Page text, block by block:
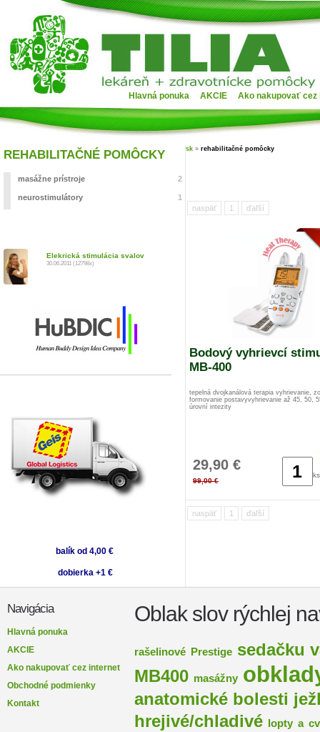
Hlavná ponuka AKCIE Ako nakupovať cez
sk » rehabilitačné pomôcky
naspäť 1 ďaľší
Bodový vyhrievcí
MB-400
tepelná dvojkanálová terapia vyhrievanie,
formovanie postavyvyhrievanie až 45, 50,
úrovní intezity
29,90 €
99,00 €
ks
naspäť 1 ďaľší
REHABILITAČNÉ POMÔCKY
masážne prístroje 2
neurostimulátory 1
Elekrická stimulácia svalov
30.06.2011 (12798x)
balík od 4,00 €
dobierka +1 €
Navigácia
Hlavná ponuka
AKCIE
Ako nakupovať cez internet
Obchodné podmienky
Kontakt
Oblak slov rýchlej
rašelinové Prestige sedačku
MB400 masážny
anatomické bolesti
hrejivé/chladivé lopty a